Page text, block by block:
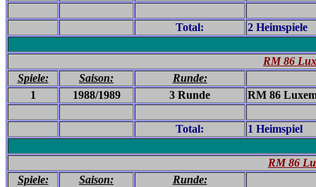
Total: 2 Heimspiele
RM 86
Spiele:
Saison:
Runde:
1
1988/1989 3 Runde RM 86
Total: 1 Heimspiel
RM 86
Spiele:
Saison:
Runde: